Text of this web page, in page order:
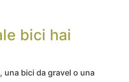
bici hai
una bici da gravel o una